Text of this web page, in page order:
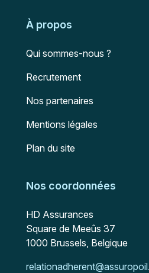
À propos
Qui sommes-nous ?
Recrutement
Nos partenaires
Mentions légales
Plan du site
Nos coordonnées
Adresse postale
HD Assurances
Square de Meeûs 37
1000 Brussels, Belgique
Mail :